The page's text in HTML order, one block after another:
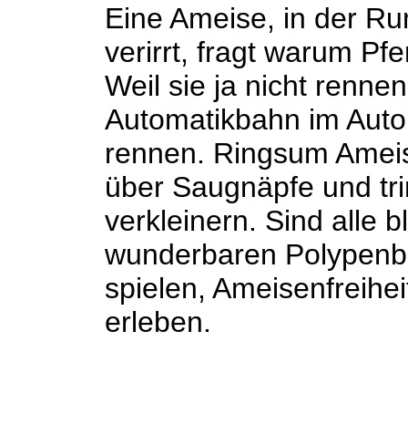
Eine Ameise, in der
verirrt, fragt warum
Weil sie ja nicht
Automatikbahn im
rennen. Ringsum
über Saugnäpfe und
verkleinern. Sind alle
wunderbaren
spielen,
erleben.